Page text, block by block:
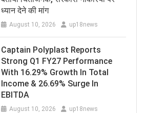
ध्यान देने की मांग
August 10, 2026 up18news
Captain Polyplast Reports
Strong Q1 FY27 Performance
With 16.29% Growth In Total
Income & 26.69% Surge In
EBITDA
August 10, 2026 up18news